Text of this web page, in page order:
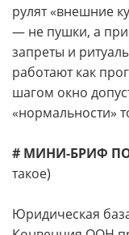
рулят «внешние
— не пушки, а
запреты и
работают как
шагом окно
«нормальности»
# МИНИ-БРИФ
такое)
Юридическая